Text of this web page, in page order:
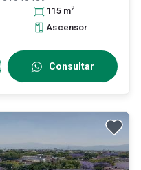
115 m2
Ascensor
Consultar